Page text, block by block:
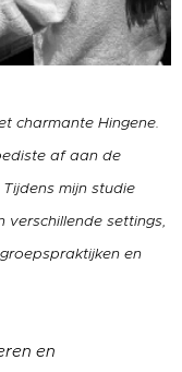
charmante Hingene.
af aan de
mijn studie
settings,
en
en